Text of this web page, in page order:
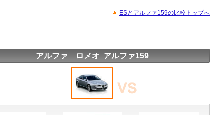
ESとアルファ159の比較トップへ
アルファ ロメオ アルファ159